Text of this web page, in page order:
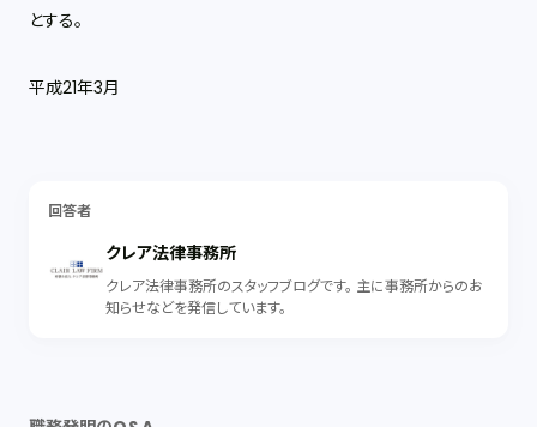
とする。
平成21年3月
回答者
クレア法律事務所
クレア法律事務所のスタッフブログです。 主に事務所からのお
知らせなどを発信しています。